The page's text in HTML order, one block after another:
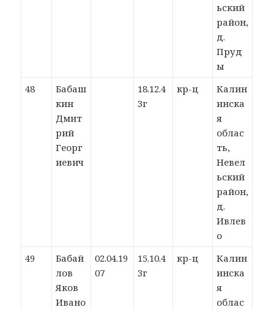
ьский
район,
д.
Пруд
ы
48
Бабаш
кин
Дмит
рий
Георг
иевич
18.12.4
3г
кр-ц
Калин
инска
я
облас
ть,
Невел
ьский
район,
д.
Ивлев
о
49
Бабай
лов
Яков
Ивано
02.04.19
07
15.10.4
3г
кр-ц
Калин
инска
я
облас